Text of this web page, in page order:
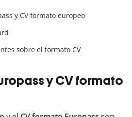
y CV formato europeo
sobre el formato CV
y CV formato